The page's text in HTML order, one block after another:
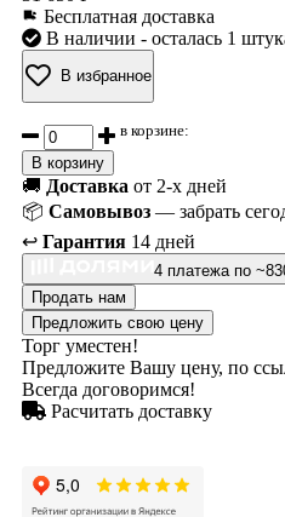
Бесплатная доставка
В наличии - осталась 1
В избранное
в корзине:
В корзину
🚚 Доставка от 2-х дней
📦 Самовывоз — забрать
↩️ Гарантия 14 дней
4 платежа по
Продать нам
Предложить свою цену
Торг уместен!
Предложите Вашу цену, по
Всегда договоримся!
Расчитать доставку